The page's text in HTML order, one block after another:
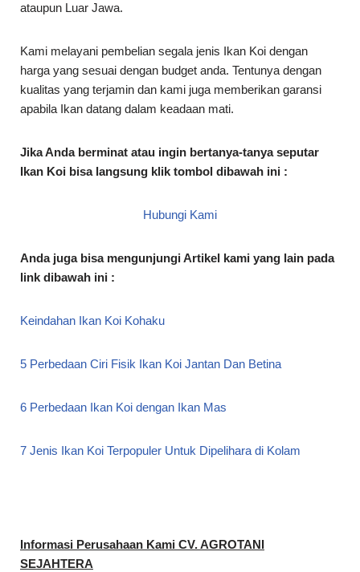
ataupun Luar Jawa.
Kami melayani pembelian segala jenis Ikan Koi dengan
harga yang sesuai dengan budget anda. Tentunya dengan
kualitas yang terjamin dan kami juga memberikan garansi
apabila Ikan datang dalam keadaan mati.
Jika Anda berminat atau ingin bertanya-tanya seputar
Ikan Koi bisa langsung klik tombol dibawah ini :
Hubungi Kami
Anda juga bisa mengunjungi Artikel kami yang lain pada
link dibawah ini :
Keindahan Ikan Koi Kohaku
5 Perbedaan Ciri Fisik Ikan Koi Jantan Dan Betina
6 Perbedaan Ikan Koi dengan Ikan Mas
7 Jenis Ikan Koi Terpopuler Untuk Dipelihara di Kolam
Informasi Perusahaan Kami CV. AGROTANI
SEJAHTERA